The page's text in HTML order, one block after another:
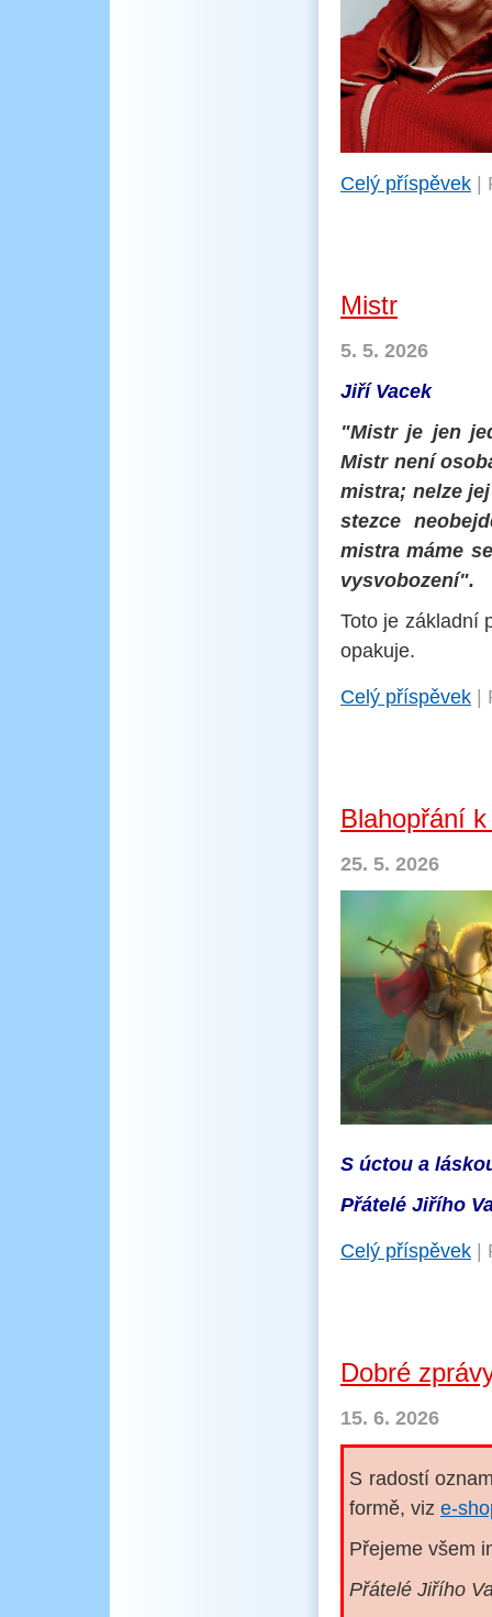
Celý příspěvek
Mistr
5. 5. 2026
Jiří Vacek
"Mistr je jen
Mistr není
mistra; nelze
stezce
mistra máme
vysvobození".
Toto je základní
opakuje.
Celý příspěvek
Blahopřání
25. 5. 2026
S úctou a
Přátelé Jiřího
Celý příspěvek
Dobré
15. 6. 2026
S radostí
formě, viz e-
Přejeme všem
Přátelé Jiřího